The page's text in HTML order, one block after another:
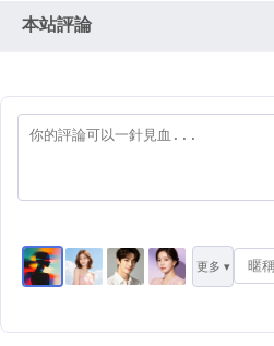
本站評論
更多 ▾